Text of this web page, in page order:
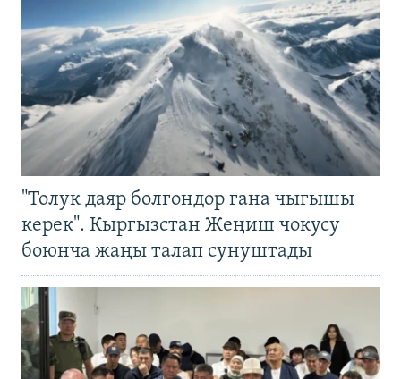
"Толук даяр болгондор гана чыгышы
керек". Кыргызстан Жеңиш чокусу
боюнча жаңы талап сунуштады